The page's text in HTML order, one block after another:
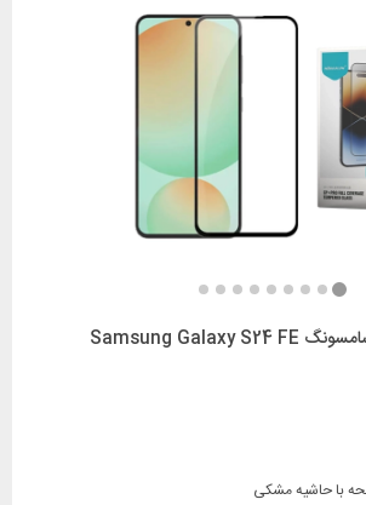
گلس نیلکین گوشی سامسونگ Samsung Galaxy S24 FE
با حاشیه مشکی